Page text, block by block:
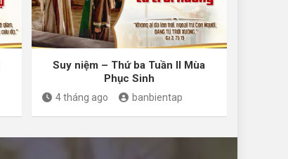
Suy niệm – Thứ ba Tuần II Mùa
Phục Sinh
4 tháng ago banbientap